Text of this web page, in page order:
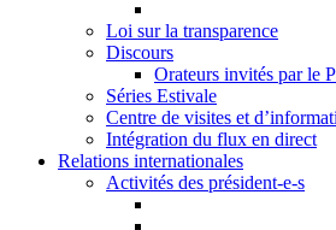
Loi sur la transparence
Discours
Orateurs invités par le
Séries Estivale
Centre de visites et
Intégration du flux en direct
Relations internationales
Activités des président-e-s